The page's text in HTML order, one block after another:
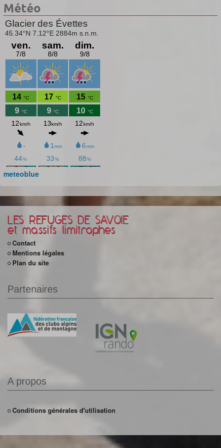
Météo
meteoblue
LES REFUGES DE SAVOIE
et massifs limitrophes
Contact
Mentions légales
Plan du site
Partenaires
A propos
Conditions générales d'utilisation